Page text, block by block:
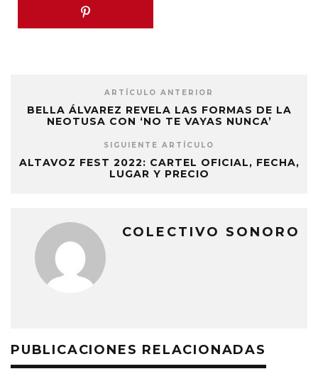
ARTÍCULO ANTERIOR
BELLA ÁLVAREZ REVELA LAS FORMAS DE LA
NEOTUSA CON ‘NO TE VAYAS NUNCA’
SIGUIENTE ARTÍCULO
ALTAVOZ FEST 2022: CARTEL OFICIAL, FECHA,
LUGAR Y PRECIO
COLECTIVO SONORO
PUBLICACIONES RELACIONADAS